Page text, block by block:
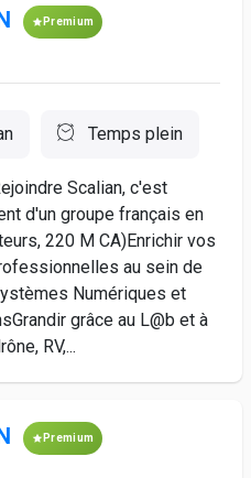
Premium
Temps plein
Scalian, c'est
d'un groupe français en
220 M CA)Enrichir vos
au sein de
Numériques et
grâce au L@b et à
RV,...
Premium